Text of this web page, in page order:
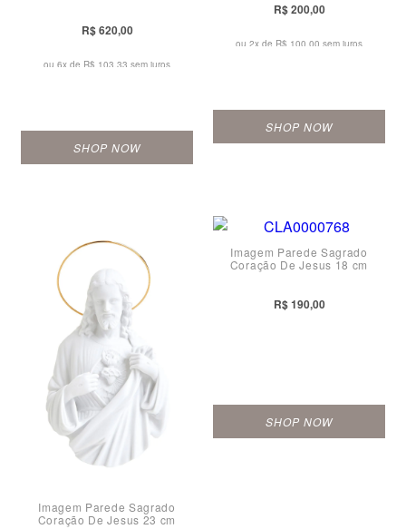
R$ 620,00
ou 6x de R$ 103,33 sem juros
SHOP NOW
R$ 200,00
ou 2x de R$ 100,00 sem juros
SHOP NOW
Imagem Parede Sagrado
Coração De Jesus 23 cm
Imagem Parede Sagrado
Coração De Jesus 18 cm
R$ 190,00
SHOP NOW